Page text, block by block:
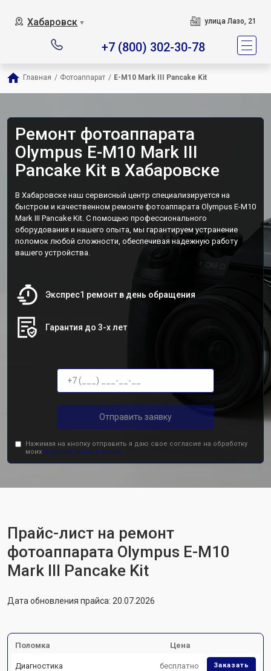
Хабаровск ▼ улица Лазо, 21
+7 (800) 302-30-78
Главная / Фотоаппарат / E-M10 Mark III Pancake Kit
Ремонт фотоаппарата
Olympus E-M10 Mark III
Pancake Kit в Хабаровске
В Хабаровске наш сервисный центр специализируется на
быстром и качественном ремонте фотоаппарата Olympus E-M10
Mark III Pancake Kit. С помощью профессионального
оборудования и нашего опыта, мы гарантируем устранение
поломок любой сложности, обеспечивая надежную работу
вашего устройства.
Экспрес1 ремонт в день обращения
Гарантия до 3-х лет
Отправить заявку
Нажимая на кнопку отправить я даю свое согласие на обработку
моих персональных данных.
Прайс-лист на ремонт
фотоаппарата Olympus E-M10
Mark III Pancake Kit
Дата обновления прайса: 20.07.2026
Поломка Цена
Диагностика бесплатно Заказать